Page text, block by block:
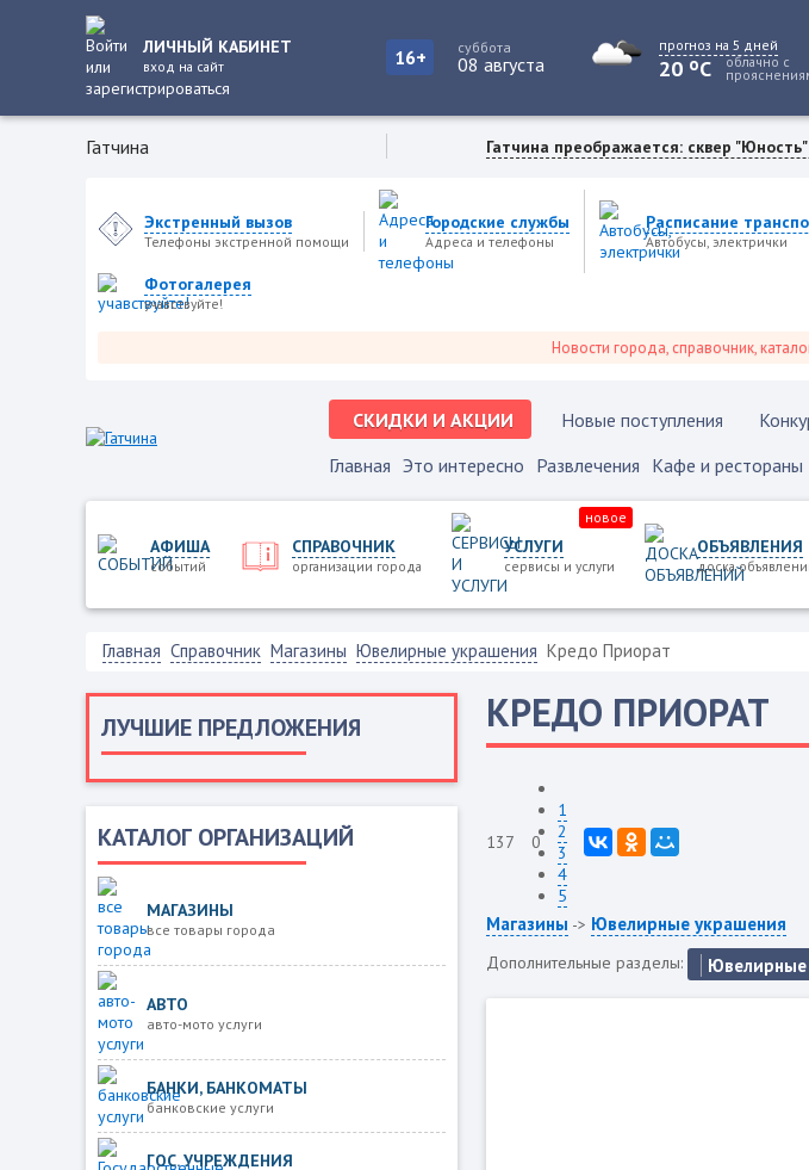
ЛИЧНЫЙ КАБИНЕТ
вход на сайт 16+ суббота
08 августа
прогноз на 5 дней
20 oC облачно с
Гатчина Гатчина преображается: сквер
Экстренный вызов
Телефоны экстренной помощи
Городские службы
Адреса и телефоны
Расписание
Автобусы, электрички
Фотогалерея
учавствуйте!
Новости города, справочник, каталог
СКИДКИ И АКЦИИ Новые поступления
Главная Это интересно Развлечения Кафе и рестораны
АФИША
событий
СПРАВОЧНИК
организации города
УСЛУГИ
сервисы и услуги
новое
ОБЪЯВЛЕНИЯ
доска
Главная Справочник Магазины Ювелирные украшения Кредо Приорат
ЛУЧШИЕ ПРЕДЛОЖЕНИЯ
КАТАЛОГ ОРГАНИЗАЦИЙ
МАГАЗИНЫ
все товары города
АВТО
авто-мото услуги
БАНКИ, БАНКОМАТЫ
банковские услуги
ГОС. УЧРЕЖДЕНИЯ
КРЕДО ПРИОРАТ
137 0
1
2
3
4
5
Магазины -> Ювелирные украшения
Дополнительные разделы: Ювелирные